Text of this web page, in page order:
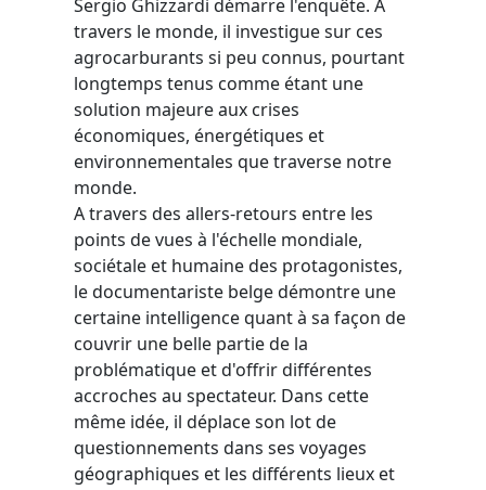
Sergio Ghizzardi démarre l'enquête. A
travers le monde, il investigue sur ces
agrocarburants si peu connus, pourtant
longtemps tenus comme étant une
solution majeure aux crises
économiques, énergétiques et
environnementales que traverse notre
monde.
A travers des allers-retours entre les
points de vues à l'échelle mondiale,
sociétale et humaine des protagonistes,
le documentariste belge démontre une
certaine intelligence quant à sa façon de
couvrir une belle partie de la
problématique et d'offrir différentes
accroches au spectateur. Dans cette
même idée, il déplace son lot de
questionnements dans ses voyages
géographiques et les différents lieux et